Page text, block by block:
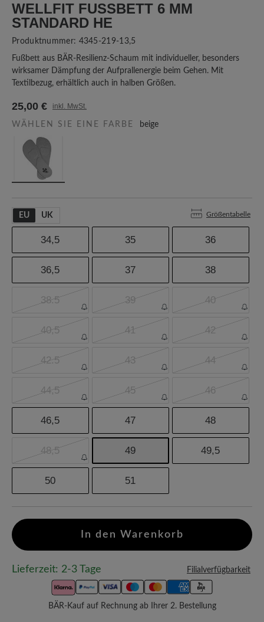
WELLFIT FUSSBETT 6 MM S
TANDARD HE
Produktnummer: 4345-219-13,5
Fußbett aus BÄR-Resilienz-Schaum mit individueller, besonders
wirksamer Dämpfung der Aufprallenergie beim Gehen. Mit
Textilbezug, erhältlich auch in halben Größen.
25,00 € inkl. MwSt.
WÄHLEN SIE EINE FARBE beige
EU UK Größentabelle
34,5 35 36
36,5 37 38
38.5 39 40
40,5 41 42
42.5 43 44
44,5 45 46
46,5 47 48
48,5 49 49,5
50 51
In den Warenkorb
Lieferzeit: 2-3 Tage Filialverfügbarkeit
BÄR-Kauf auf Rechnung ab Ihrer 2. Bestellung